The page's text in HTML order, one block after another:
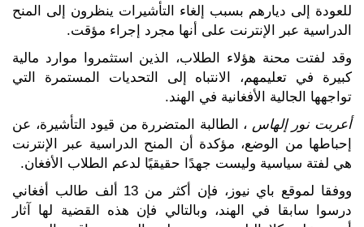
للعودة إلى ديارهم بسبب إلغاء التأشيرات ينظرون إلى المنح
الدراسية عبر الإنترنت على أنها مجرد إجراء مؤقت.
وقد لفتت محنة هؤلاء الطلاب، الذين استثمروا موارد مالية
كبيرة في تعليمهم، الانتباه إلى التحديات المستمرة التي
تواجهها الجالية الأفغانية في الهند.
أعربت نور إلهاس ، الطالبة المتضررة من قيود التأشيرة، عن
إحباطها من الوضع، مؤكدة أن المنح الدراسية عبر الإنترنت
هي لفتة سياسية وليست جهدًا حقيقيًا لدعم الطلاب الأفغان.
ووفقا لموقع باي نيوز، فإن أكثر من 13 ألف طالب أفغاني
درسوا سابقا في الهند، وبالتالي فإن هذه القضية لها آثار